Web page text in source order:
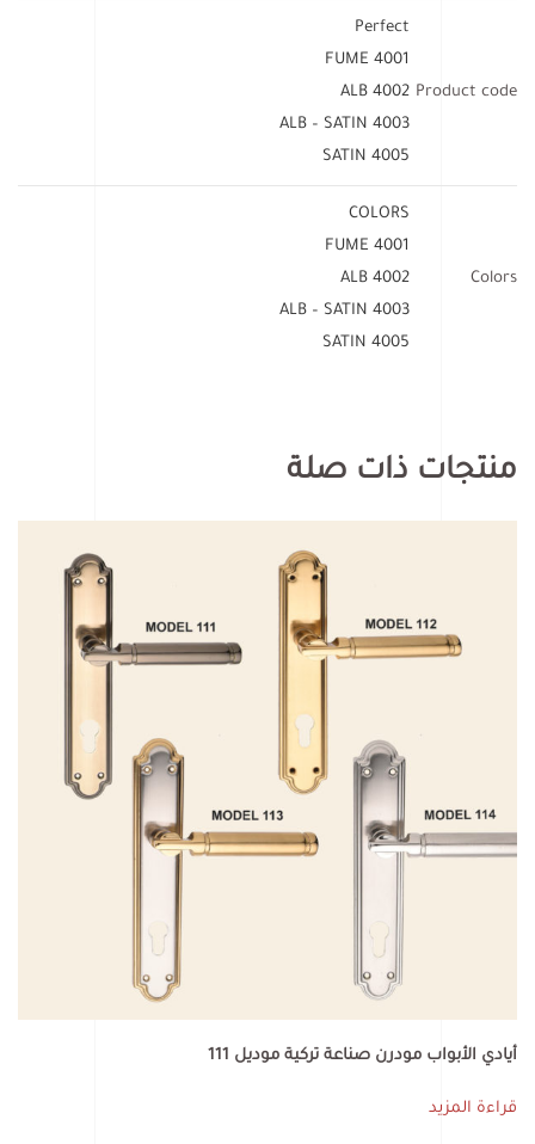
Product code
Perfect
4001 FUME
4002 ALB
4003 ALB – SATIN
4005 SATIN
Colors
COLORS
4001 FUME
4002 ALB
4003 ALB – SATIN
4005 SATIN
منتجات ذات صلة
أيادي الأبواب مودرن صناعة تركية موديل 111
قراءة المزيد